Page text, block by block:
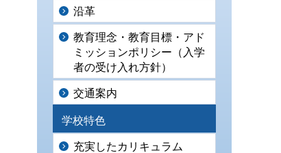
沿革
教育理念・教育目標・アド
ミッションポリシー（入学
者の受け入れ方針）
交通案内
学校特色
充実したカリキュラム